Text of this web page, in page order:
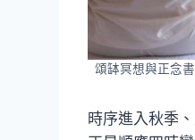
頌缽冥想與正念
時序進入秋季